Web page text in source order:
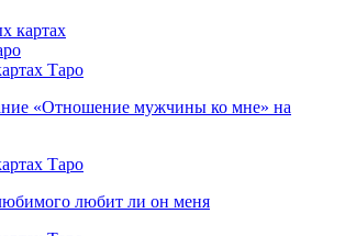
картах
Таро
«Отношение мужчины ко мне» на
Таро
любит ли он меня